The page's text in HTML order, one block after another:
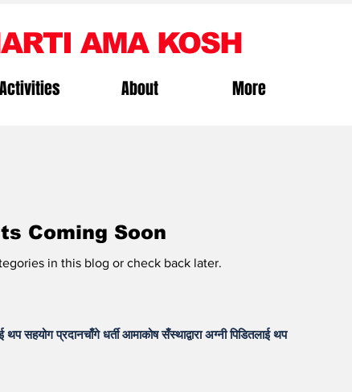
AMA KOSH
Activities About More
Coming Soon
in this blog or check back later.
थप सहयोग प्रदानचाँगे धर्ती आमाकोष सँस्थाद्वारा अग्नी पिडितलाई थप